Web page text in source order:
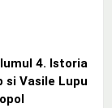
4. Istoria
si Vasile Lupu